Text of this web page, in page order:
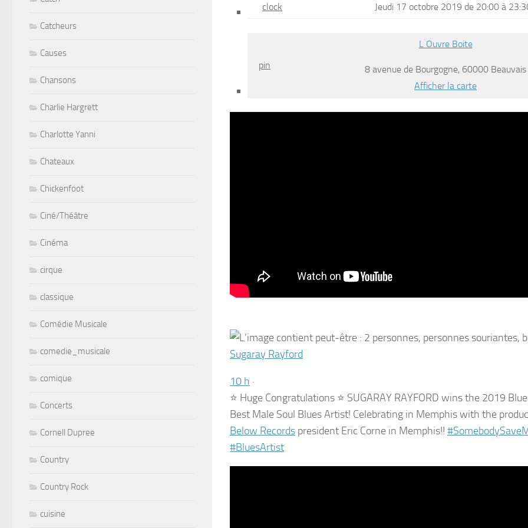
clock Jeudi 17 octobre 2019 de 20:00 à
pin
L Ouvre Boite
8 avenue de Bourgogne, 60000 Beauvais
Afficher la carte
Sugaray Rayford
10 h ·
⭐️ Huge Congratulations ⭐️ SUGARAY RAYFORD wins the 2019
Best Male Soul Blues Artist! Celebrating in Memphis with the
Below Records president Eric Corne in Memphis!! #
#BluesArtist
Catcheurs
Causes
Chansons
Charlie Hargrett
Charlotte Yanni
Chateaux
Chickenfoot
Ciné/Théâtre
Cinéma
cirque
classique
Comédie Musicale
comedie_musicale
comique
Concerts
Cornell Dupree
Country
Country Rock
cuisine